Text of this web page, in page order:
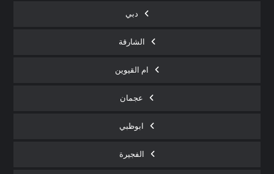
دبي
الشارقة
ام القيوين
عجمان
ابوظبي
الفجيرة